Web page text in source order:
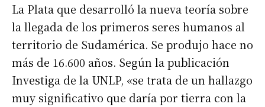
La Plata que desarrolló la nueva teoría sobre
la llegada de los primeros seres humanos al
territorio de Sudamérica. Se produjo hace no
más de 16.600 años. Según la publicación
Investiga de la UNLP, «se trata de un hallazgo
muy significativo que daría por tierra con la